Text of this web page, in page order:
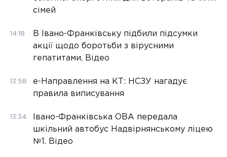
сімей
14:18
В Івано-Франківську підбили підсумки
акції щодо боротьби з вірусними
гепатитами. Відео
13:58
е-Направлення на КТ: НСЗУ нагадує
правила виписування
13:34
Івано-Франківська ОВА передала
шкільний автобус Надвірнянському ліцею
№1. Відео